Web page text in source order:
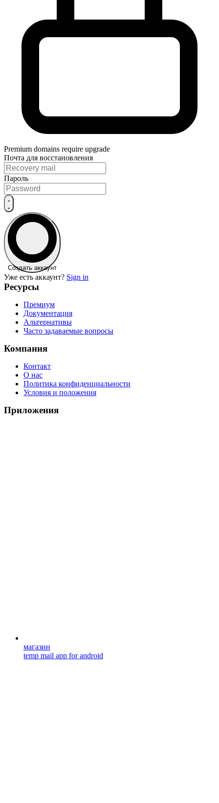
Premium domains require upgrade
Почта для восстановления
Пароль
Создать аккаунт
Уже есть аккаунт? Sign in
Ресурсы
Премиум
Документация
Альтернативы
Часто задаваемые вопросы
Компания
Контакт
О нас
Политика конфиденциальности
Условия и положения
Приложения
магазин
temp mail app for android